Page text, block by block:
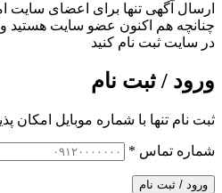
ارسال آگهی تنها برای اعضای سایت
چنانچه هم‌ اکنون عضو سایت هستید
در سایت ثبت نام کنید
ورود / ثبت نام
ثبت نام تنها با شماره موبایل امکان
شماره تماس *
ورود / ثبت نام